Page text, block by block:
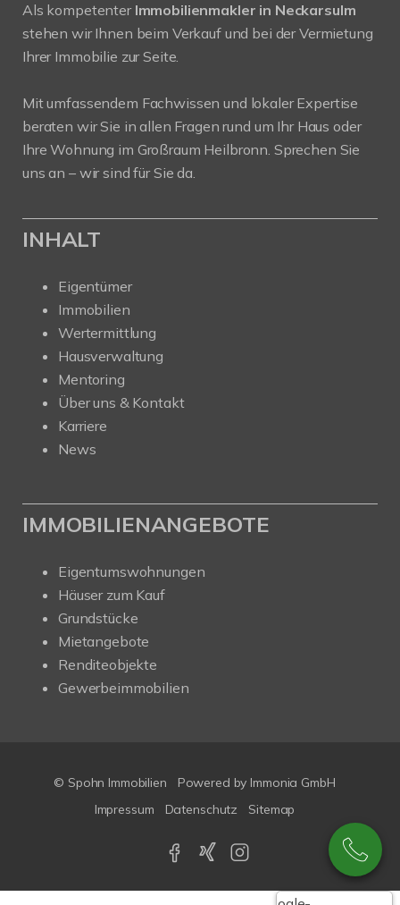
Als kompetenter Immobilienmakler in Neckarsulm
stehen wir Ihnen beim Verkauf und bei der Vermietung
Ihrer Immobilie zur Seite.
Mit umfassendem Fachwissen und lokaler Expertise
beraten wir Sie in allen Fragen rund um Ihr Haus oder
Ihre Wohnung im Großraum Heilbronn. Sprechen Sie
uns an – wir sind für Sie da.
INHALT
Eigentümer
Immobilien
Wertermittlung
Hausverwaltung
Mentoring
Über uns & Kontakt
Karriere
News
IMMOBILIENANGEBOTE
Eigentumswohnungen
Häuser zum Kauf
Grundstücke
Mietangebote
Renditeobjekte
Gewerbeimmobilien
© Spohn Immobilien Powered by Immonia GmbH
Impressum
Datenschutz Sitemap